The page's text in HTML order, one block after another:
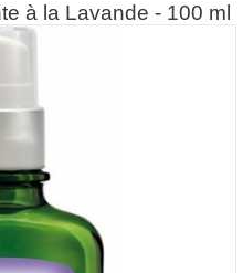
à la Lavande - 100 ml